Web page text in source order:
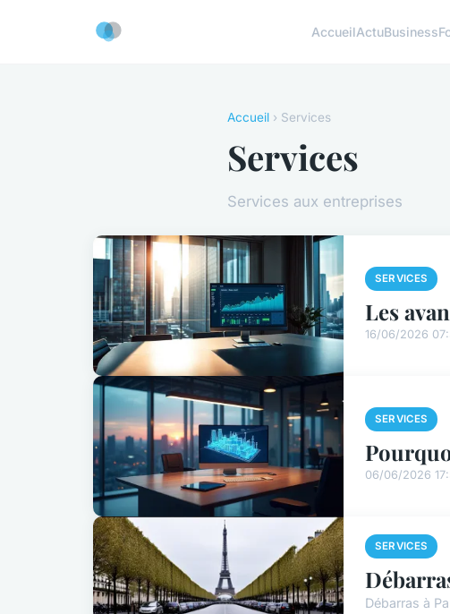
AccueilActuBusiness
Accueil › Services
Services
Services aux entreprises
SERVICES
Les
16/06/2026
SERVICES
06/06/2026
SERVICES
Débarras à